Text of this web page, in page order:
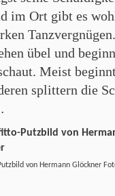
im Ort gibt es
übel und
Meist
splittern die
von Hermann Glöckner